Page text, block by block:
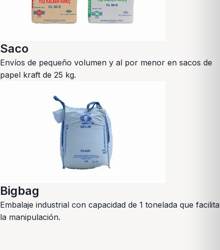
Saco
Envíos de pequeño volumen y al por menor en sacos de
papel kraft de 25 kg.
Bigbag
Embalaje industrial con capacidad de 1 tonelada que facilita
la manipulación.